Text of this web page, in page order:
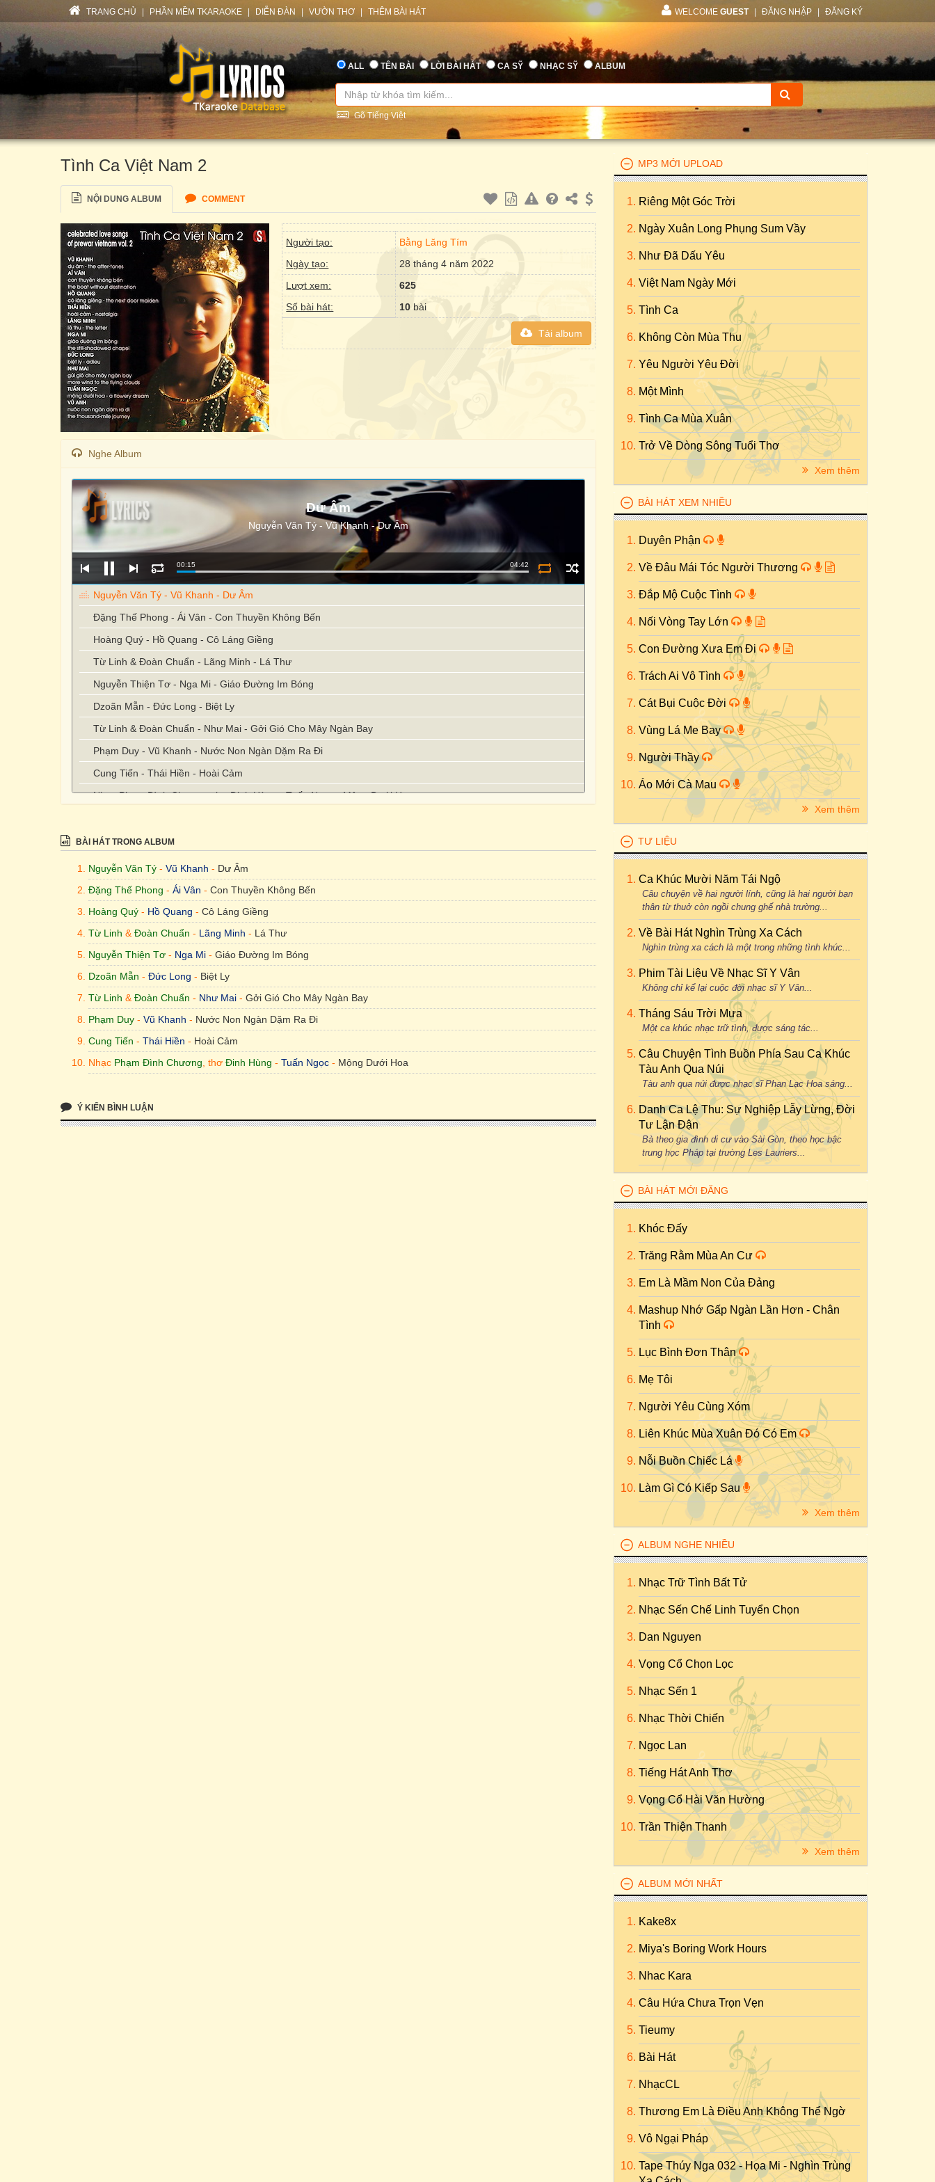
TRANG CHỦ PHẦN MỀM TKARAOKE DIỄN ĐÀN VƯỜN THƠ THÊM BÀI HÁT WELCOME GUEST ĐĂNG NHẬP ĐĂNG KÝ
ALL TÊN BÀI LỜI BÀI HÁT CA SỸ NHẠC SỸ ALBUM
Gõ Tiếng Việt
Tình Ca Việt Nam 2
NỘI DUNG ALBUM COMMENT
Người tạo:
Bằng Lăng Tím
Ngày tạo:
28 tháng 4 năm 2022
Lượt xem:
625
Số bài hát:
10 bài
Tải album
Nghe Album
Dư Âm
Nguyễn Văn Tý - Vũ Khanh - Dư Âm
00:16 04:42
Nguyễn Văn Tý - Vũ Khanh - Dư Âm
Đặng Thế Phong - Ái Vân - Con Thuyền Không Bến
Hoàng Quý - Hồ Quang - Cô Láng Giềng
Từ Linh & Đoàn Chuẩn - Lãng Minh - Lá Thư
Nguyễn Thiện Tơ - Nga Mi - Giáo Đường Im Bóng
Dzoãn Mẫn - Đức Long - Biệt Ly
Từ Linh & Đoàn Chuẩn - Như Mai - Gởi Gió Cho Mây Ngàn Bay
Phạm Duy - Vũ Khanh - Nước Non Ngàn Dặm Ra Đi
Cung Tiến - Thái Hiền - Hoài Cảm
Nhạc Phạm Đình Chương, thơ Đinh Hùng - Tuấn Ngọc - Mộng Dưới Hoa
BÀI HÁT TRONG ALBUM
Nguyễn Văn Tý - Vũ Khanh - Dư Âm
Đặng Thế Phong - Ái Vân - Con Thuyền Không Bến
Hoàng Quý - Hồ Quang - Cô Láng Giềng
Từ Linh & Đoàn Chuẩn - Lãng Minh - Lá Thư
Nguyễn Thiện Tơ - Nga Mi - Giáo Đường Im Bóng
Dzoãn Mẫn - Đức Long - Biệt Ly
Từ Linh & Đoàn Chuẩn - Như Mai - Gởi Gió Cho Mây Ngàn Bay
Phạm Duy - Vũ Khanh - Nước Non Ngàn Dặm Ra Đi
Cung Tiến - Thái Hiền - Hoài Cảm
Nhạc Phạm Đình Chương , thơ Đinh Hùng - Tuấn Ngọc - Mộng Dưới Hoa
Ý KIẾN BÌNH LUẬN
MP3 MỚI UPLOAD
Riêng Một Góc Trời
Ngày Xuân Long Phụng Sum Vầy
Như Đã Dấu Yêu
Việt Nam Ngày Mới
Tình Ca
Không Còn Mùa Thu
Yêu Người Yêu Đời
Một Mình
Tình Ca Mùa Xuân
Trở Về Dòng Sông Tuổi Thơ
Xem thêm
BÀI HÁT XEM NHIỀU
Duyên Phận
Về Đâu Mái Tóc Người Thương
Đắp Mộ Cuộc Tình
Nối Vòng Tay Lớn
Con Đường Xưa Em Đi
Trách Ai Vô Tình
Cát Bụi Cuộc Đời
Vùng Lá Me Bay
Người Thầy
Áo Mới Cà Mau
Xem thêm
TƯ LIỆU
Ca Khúc Mười Năm Tái Ngộ
Câu chuyện về hai người lính, cũng là hai người bạn
thân từ thuở còn ngồi chung ghế nhà trường...
Về Bài Hát Nghìn Trùng Xa Cách
Nghìn trùng xa cách là một trong những tình khúc...
Phim Tài Liệu Về Nhạc Sĩ Y Vân
Không chỉ kể lại cuộc đời nhạc sĩ Y Vân...
Tháng Sáu Trời Mưa
Một ca khúc nhạc trữ tình, được sáng tác...
Câu Chuyện Tình Buồn Phía Sau Ca Khúc
Tàu Anh Qua Núi
Tàu anh qua núi được nhạc sĩ Phan Lạc Hoa sáng...
Danh Ca Lệ Thu: Sự Nghiệp Lẫy Lừng, Đời
Tư Lận Đận
Bà theo gia đình di cư vào Sài Gòn, theo học bậc
trung học Pháp tại trường Les Lauriers...
BÀI HÁT MỚI ĐĂNG
Khóc Đấy
Trăng Rằm Mùa An Cư
Em Là Mầm Non Của Đảng
Mashup Nhớ Gấp Ngàn Lần Hơn - Chân
Tình
Lục Bình Đơn Thân
Mẹ Tôi
Người Yêu Cùng Xóm
Liên Khúc Mùa Xuân Đó Có Em
Nỗi Buồn Chiếc Lá
Làm Gì Có Kiếp Sau
Xem thêm
ALBUM NGHE NHIỀU
Nhạc Trữ Tình Bất Tử
Nhạc Sến Chế Linh Tuyển Chọn
Dan Nguyen
Vọng Cổ Chọn Lọc
Nhạc Sến 1
Nhạc Thời Chiến
Ngọc Lan
Tiếng Hát Anh Thơ
Vọng Cổ Hài Văn Hường
Trần Thiện Thanh
Xem thêm
ALBUM MỚI NHẤT
Kake8x
Miya's Boring Work Hours
Nhac Kara
Câu Hứa Chưa Trọn Vẹn
Tieumy
Bài Hát
NhạcCL
Thương Em Là Điều Anh Không Thể Ngờ
Vô Ngại Pháp
Tape Thúy Nga 032 - Họa Mi - Nghìn Trùng